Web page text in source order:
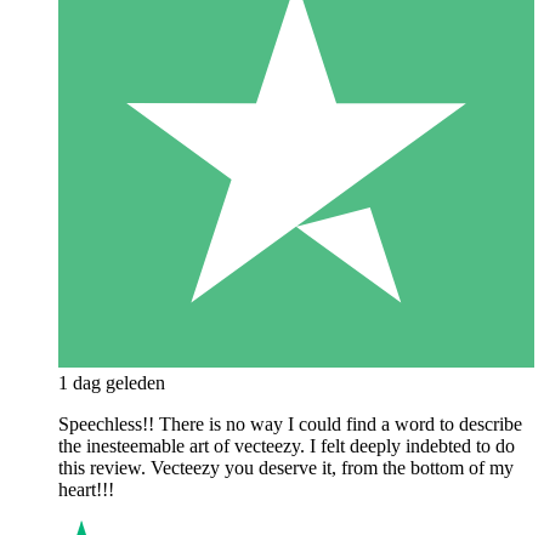
1 dag geleden
Speechless!! There is no way I could find a word to describe
the inesteemable art of vecteezy. I felt deeply indebted to do
this review. Vecteezy you deserve it, from the bottom of my
heart!!!